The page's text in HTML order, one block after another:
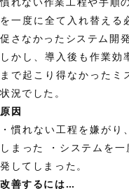
を一度に全て入れ替える
促さなかったシステム開
しかし、導入後も作業効
まで起こり得なかったミ
状況でした。
原因
・慣れない工程を嫌が
しまった ・システムを
発してしまった。
改善するには…